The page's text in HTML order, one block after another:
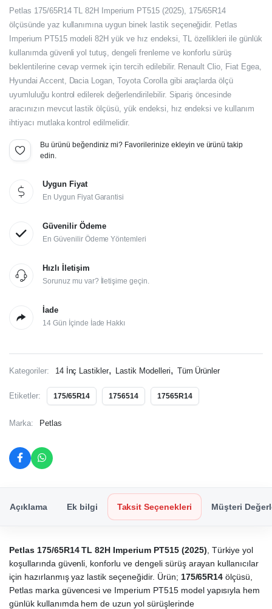
Petlas 175/65R14 TL 82H Imperium PT515 (2025), 175/65R14
ölçüsünde yaz kullanımına uygun binek lastik seçeneğidir. Petlas
Imperium PT515 modeli 82H yük ve hız endeksi, TL özellikleri ile günlük
kullanımda güvenli yol tutuş, dengeli frenleme ve konforlu sürüş
beklentilerine cevap vermek için tercih edilebilir. Renault Clio, Fiat Egea,
Hyundai Accent, Dacia Logan, Toyota Corolla gibi araçlarda ölçü
uyumluluğu kontrol edilerek değerlendirilebilir. Sipariş öncesinde
aracınızın mevcut lastik ölçüsü, yük endeksi, hız endeksi ve kullanım
ihtiyacı mutlaka kontrol edilmelidir.
Bu ürünü beğendiniz mi? Favorilerinize ekleyin ve ürünü takip
edin.
Uygun Fiyat
En Uygun Fiyat Garantisi
Güvenilir Ödeme
En Güvenilir Ödeme Yöntemleri
Hızlı İletişim
Sorunuz mu var? İletişime geçin.
İade
14 Gün İçinde İade Hakkı
Kategoriler: 14 İnç Lastikler, Lastik Modelleri, Tüm Ürünler
Etiketler: 175/65R14 1756514 17565R14
Marka: Petlas
Açıklama Ek bilgi Taksit Seçenekleri Müşteri
Petlas 175/65R14 TL 82H Imperium PT515 (2025) , Türkiye yol
koşullarında güvenli, konforlu ve dengeli sürüş arayan kullanıcılar
için hazırlanmış yaz lastik seçeneğidir. Ürün; 175/65R14 ölçüsü,
Petlas marka güvencesi ve Imperium PT515 model yapısıyla hem
günlük kullanımda hem de uzun yol sürüşlerinde